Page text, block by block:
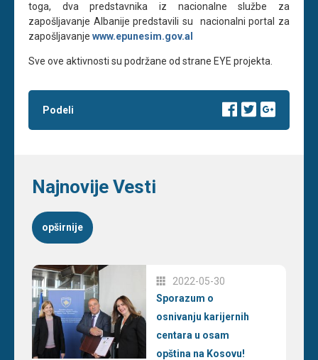
toga, dva predstavnika iz nacionalne službe za
zapošljavanje Albanije predstavili su nacionalni portal za
zapošljavanje www.epunesim.gov.al
Sve ove aktivnosti su podržane od strane EYE projekta.
Podeli
Najnovije Vesti
opširnije
2022-05-30
Sporazum o
osnivanju karijernih
centara u osam
opština na Kosovu!